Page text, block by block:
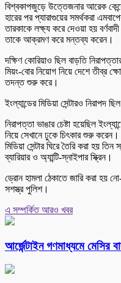
বিশ্বকাপজুড়ে উত্তেজনার আরেক
হারের পর প্যারাগুয়ের সমর্থকরা
তারকাকে লক্ষ্য করে দেওয়া হয়
তাকে আক্রমণ করে মন্তব্য করেন।
দক্ষিণ কোরিয়াও ছিল বাড়তি
মিয়ং-বোর নিয়োগ নিয়ে দেশে তীব্র
তদন্ত শুরু করে।
ইংল্যান্ডের মিডিয়া সেন্টারও নিরাপদ
নিরাপত্তা ভাঙার চেষ্টা হয়েছিল
নিয়ে সেখানে ঢুকে চিৎকার শুরু
মিডিয়া সেন্টার ঘিরে তৈরি করা হয়
ব্যারিয়ার ও অ্যান্টি-স্নাইপার স্ক্রিন।
ড্রোন হামলা ঠেকাতে জারি করা হয়
সশস্ত্র পুলিশ।
এ সম্পর্কিত আরও খবর
আর্জেন্টাইন গণমাধ্যমে মেসির